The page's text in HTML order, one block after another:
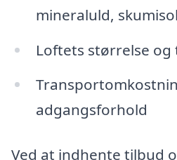
mineraluld,
Loftets størrelse og
adgangsforhold
Ved at indhente tilbud